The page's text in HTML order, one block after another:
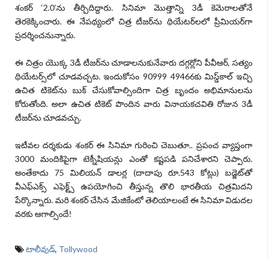
శంకర్‌ ‘2.0’ను తీర్చిదిద్దారు. సినిమా మొత్తాన్ని 3డీ కెమెరాలతోనే
తెరకెక్కించారు. ఈ నేపథ్యంలో చిత్ర టీజర్‌ను థియేటర్‌లలో ప్రీమియర్‌గా
ప్రదర్శించనున్నారు.
ఈ చిత్రం యొక్క 3డీ టీజర్‌ను చూడాలనుకునేవారు దగ్గర్లోని పీవీఆర్‌, సత్యం
థియేటర్స్‌లో చూడవచ్చట. ఇందుకోసం 90999 49466కు మిస్డ్‌కాల్‌ ఇచ్చి
ఉచిత టికెట్‌ను బుక్‌ చేసుకోవాల్సిందిగా చిత్ర బృందం అభిమానులను
కోరుతోంది. అలా ఉచిత టికెట్‌ పొందిన వారు వినాయకచవితి రోజున 3డీ
టీజర్‌ను చూడవచ్చు.
ఇటీవల దర్శకుడు శంకర్‌ ఈ సినిమా గురించి చెబుతూ.. ప్రపంచ వ్యాప్తంగా
3000 మందికిపైగా టెక్నీషియన్లు ఎంతో కష్టపడి పనిచేశారని చెప్పారు.
అంతేకాదు 75 మిలియన్‌ డాలర్ల (దాదాపు రూ.543 కోట్లు) బడ్జెట్‌తో
వీఎఫ్‌ఎక్స్‌ ఎఫెక్ట్స్ ఉపయోగించి తీస్తున్న తొలి భారతీయ చిత్రమిదని
పేర్కొన్నారు. మరి శంకర్‌ చేసిన మేజికేంటో తెలియాలంటే ఈ సినిమా విడుదల
వరకు ఆగాల్సిందే!
టాలీవుడ్, Tollywood